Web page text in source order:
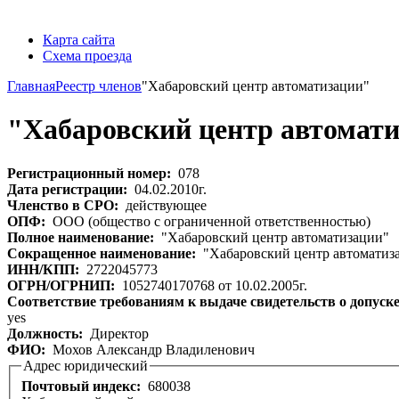
Карта сайта
Схема проезда
ГлавнаяРеестр членов"Хабаровский центр автоматизации"
"Хабаровский центр
Регистрационный номер: 078
Дата регистрации: 04.02.2010г.
Членство в СРО: действующее
ОПФ: ООО (общество с ограниченной ответственностью)
Полное наименование: "Хабаровский центр автоматизации"
Сокращенное наименование: "Хабаровский центр
ИНН/КПП: 2722045773
ОГРН/ОГРНИП: 1052740170768 от 10.02.2005г.
Соответствие требованиям к выдаче свидетельств о
yes
Должность: Директор
ФИО: Мохов Александр Владиленович
Адрес юридический
Почтовый индекс: 680038